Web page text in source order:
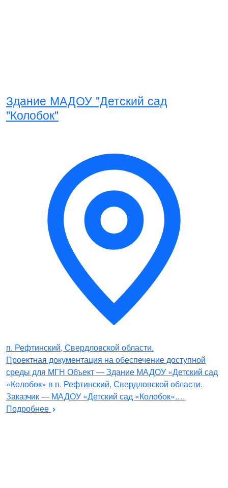
Здание МАДОУ "Детский сад
"Колобок"
п. Рефтинский, Свердловской области.
Проектная документация на обеспечение доступной
среды для МГН Объект — Здание МАДОУ «Детский сад
«Колобок» в п. Рефтинский, Свердловской области.
Заказчик — МАДОУ «Детский сад «Колобок».…
Подробнее